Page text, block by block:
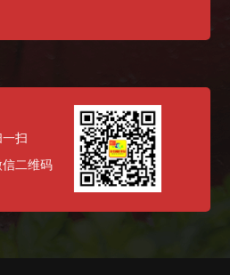
一扫
信二维码